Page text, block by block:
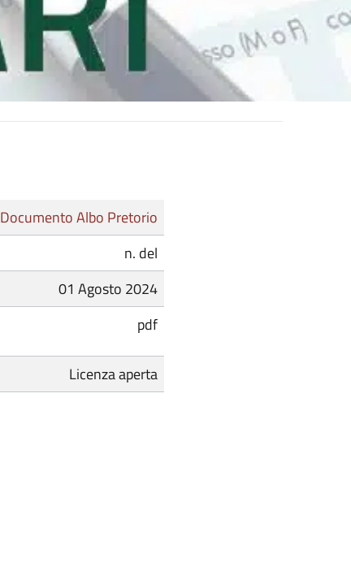
Documento Albo Pretorio
n. del
01 Agosto 2024
pdf
Licenza aperta